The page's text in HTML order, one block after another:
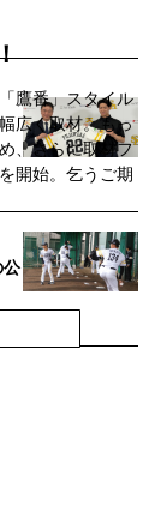
鷹番」スタイル
広く取材。もっ
、さらに取材フ
開始。乞うご期